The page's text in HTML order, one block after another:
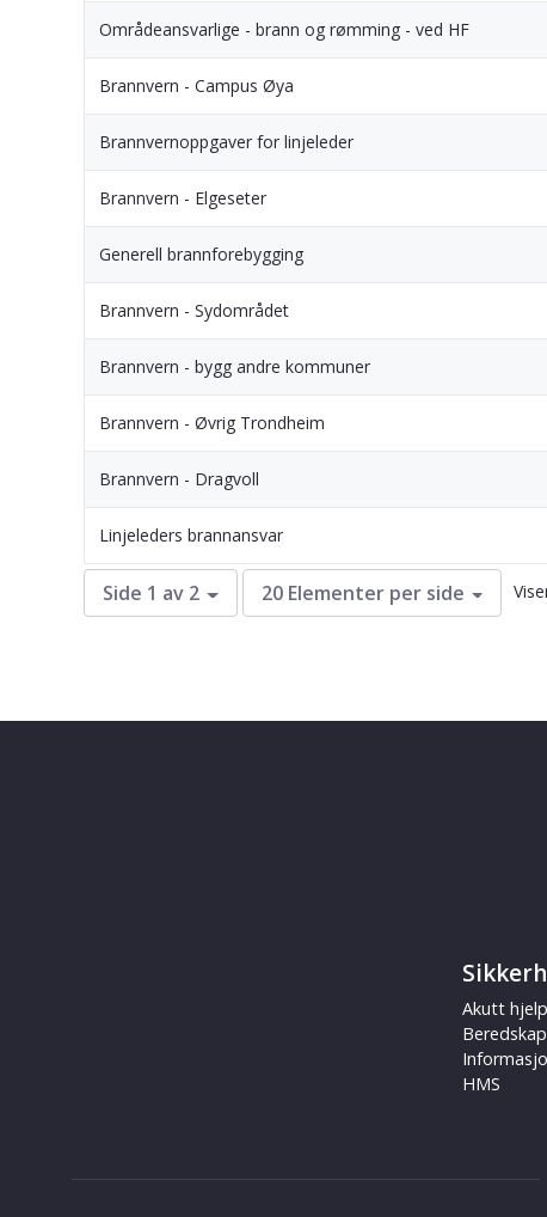
Områdeansvarlige - brann og rømming - ved HF
Brannvern - Campus Øya
Brannvernoppgaver for linjeleder
Brannvern - Elgeseter
Generell brannforebygging
Brannvern - Sydområdet
Brannvern - bygg andre kommuner
Brannvern - Øvrig Trondheim
Brannvern - Dragvoll
Linjeleders brannansvar
Side 1 av 2 20 Elementer per side
Akutt hjelp
Beredskap
HMS